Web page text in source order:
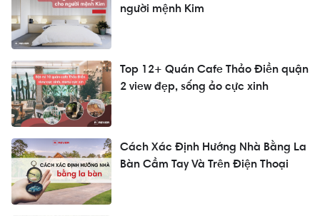
người mệnh Kim
Top 12+ Quán Cafe Thảo Điền quận
2 view đẹp, sống ảo cực xinh
Cách Xác Định Hướng Nhà Bằng La
Bàn Cầm Tay Và Trên Điện Thoại